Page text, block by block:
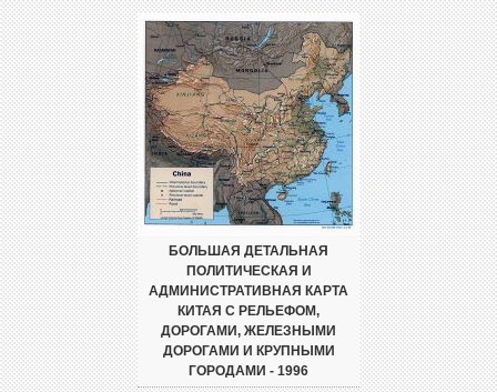
БОЛЬШАЯ ДЕТАЛЬНАЯ
ПОЛИТИЧЕСКАЯ И
АДМИНИСТРАТИВНАЯ КАРТА
КИТАЯ С РЕЛЬЕФОМ,
ДОРОГАМИ, ЖЕЛЕЗНЫМИ
ДОРОГАМИ И КРУПНЫМИ
ГОРОДАМИ - 1996